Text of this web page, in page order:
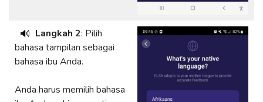
🔊 Langkah 2: Pilih
bahasa tampilan sebagai
bahasa ibu Anda.
Anda harus memilih bahasa